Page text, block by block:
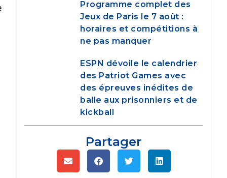
Programme complet des
Jeux de Paris le 7 août :
horaires et compétitions à
ne pas manquer
ESPN dévoile le calendrier
des Patriot Games avec
des épreuves inédites de
balle aux prisonniers et de
kickball
Partager